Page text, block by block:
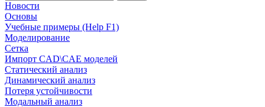
Новости
Основы
Учебные примеры (Help F1)
Моделирование
Сетка
Импорт CAD\CAE моделей
Статический анализ
Динамический анализ
Потеря устойчивости
Модальный анализ